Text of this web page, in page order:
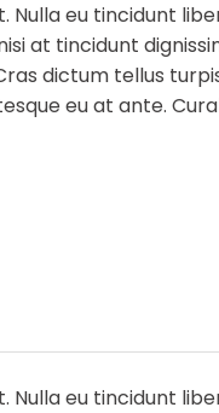
eu tincidunt
at tincidunt
dictum tellus
eu at ante.
eu tincidunt